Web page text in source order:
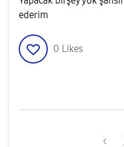
ederim
0 Likes